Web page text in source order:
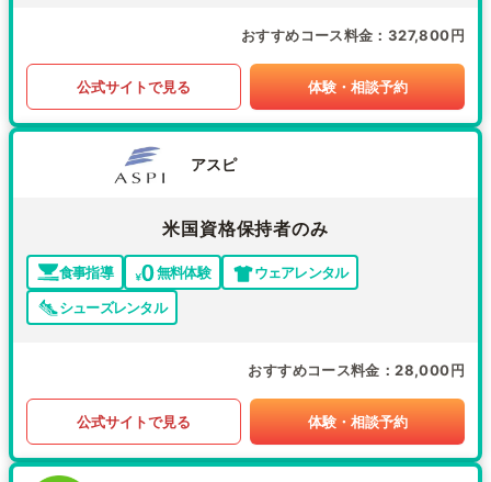
おすすめコース料金 327,800円
公式サイトで見る 体験・相談予約
アスピ
米国資格保持者のみ
食事指導 無料体験
ウェアレンタル
シューズレンタル
おすすめコース料金 28,000円
公式サイトで見る 体験・相談予約